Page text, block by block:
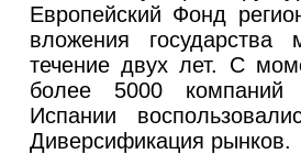
Европейский Фонд
вложения
течение двух лет. С
более 5000 компаний
Испании
Диверсификация рынков.